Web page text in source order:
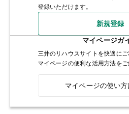
登録いただけます。
新規登録
マイページガ
三井のリハウスサイトを快適に
マイページの便利な活用方法をご
マイページの使い